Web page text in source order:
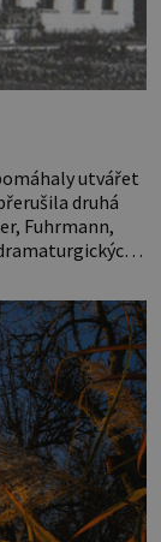
utvářet
druhá
Fuhrmann,
pamatuje z